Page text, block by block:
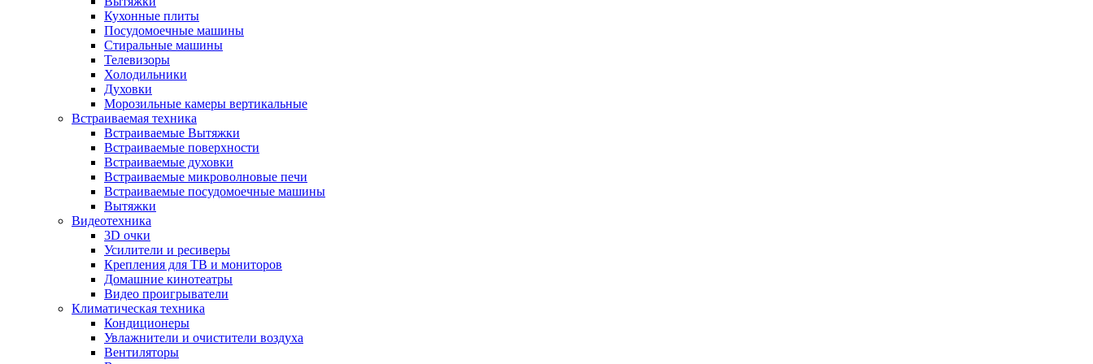
Кухонные плиты
Посудомоечные машины
Стиральные машины
Телевизоры
Холодильники
Духовки
Морозильные камеры вертикальные
Встраиваемая техника
Встраиваемые Вытяжки
Встраиваемые поверхности
Встраиваемые духовки
Встраиваемые микроволновые печи
Встраиваемые посудомоечные машины
Вытяжки
Видеотехника
3D очки
Усилители и ресиверы
Крепления для ТВ и мониторов
Домашние кинотеатры
Видео проигрыватели
Климатическая техника
Кондиционеры
Увлажнители и очистители воздуха
Вентиляторы